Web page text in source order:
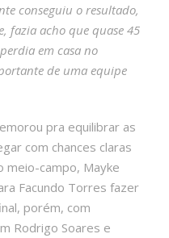
conseguiu o resultado,
fazia acho que quase 45
em casa no
de uma equipe
pra equilibrar as
com chances claras
meio-campo, Mayke
Facundo Torres fazer
porém, com
Rodrigo Soares e